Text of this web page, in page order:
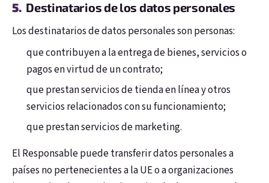
Inicio de sesión
Nuevo registroContraseña olvidada
o
Iniciar sesión con Google
Destinatarios de los datos personales
Los destinatarios de datos personales son personas:
que contribuyen a la entrega de bienes, servicios o
pagos en virtud de un contrato;
que prestan servicios de tienda en línea y otros
servicios relacionados con su funcionamiento;
que prestan servicios de marketing.
El Responsable puede transferir datos personales a
países no pertenecientes a la UE o a organizaciones